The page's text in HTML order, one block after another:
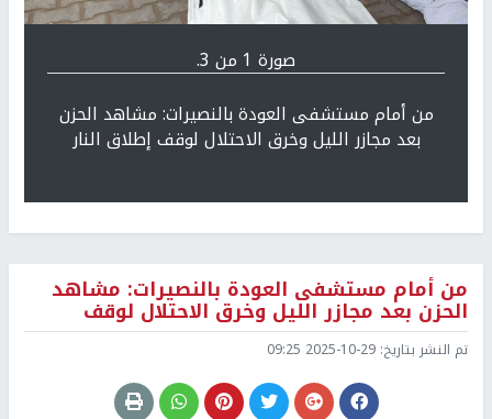
صورة 1 من 3.
من أمام مستشفى العودة بالنصيرات: مشاهد الحزن
بعد مجازر الليل وخرق الاحتلال لوقف إطلاق النار
من أمام مستشفى العودة بالنصيرات: مشاهد
الحزن بعد مجازر الليل وخرق الاحتلال لوقف
تم النشر بتاريخ: 2025-10-29 09:25